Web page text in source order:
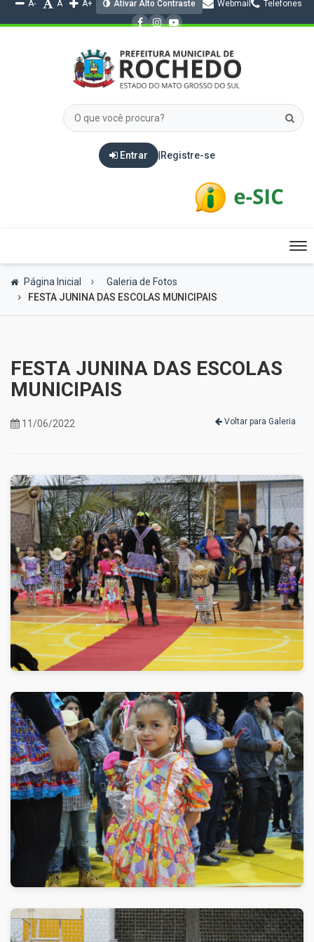
A- A A+ Ativar Alto Contraste Webmail Telefones
Entrar Registre-se
Página Inicial
Galeria de Fotos
FESTA JUNINA DAS ESCOLAS MUNICIPAIS
FESTA JUNINA DAS ESCOLAS
MUNICIPAIS
11/06/2022 Voltar para Galeria